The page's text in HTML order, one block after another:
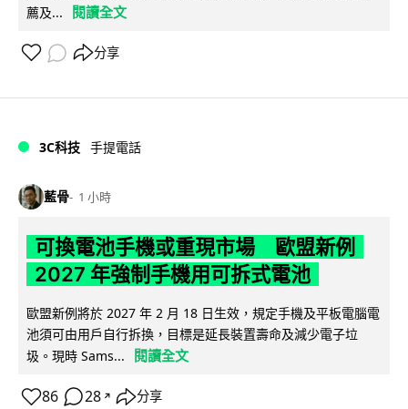
薦及...
閱讀全文
分享
3C科技 手提電話
藍骨 1 小時
可換電池手機或重現市場 歐盟新例
2027 年強制手機用可拆式電池
歐盟新例將於 2027 年 2 月 18 日生效，規定手機及平板電腦電
池須可由用戶自行拆換，目標是延長裝置壽命及減少電子垃
圾。現時 Sams...
閱讀全文
86 28 ↗ 分享